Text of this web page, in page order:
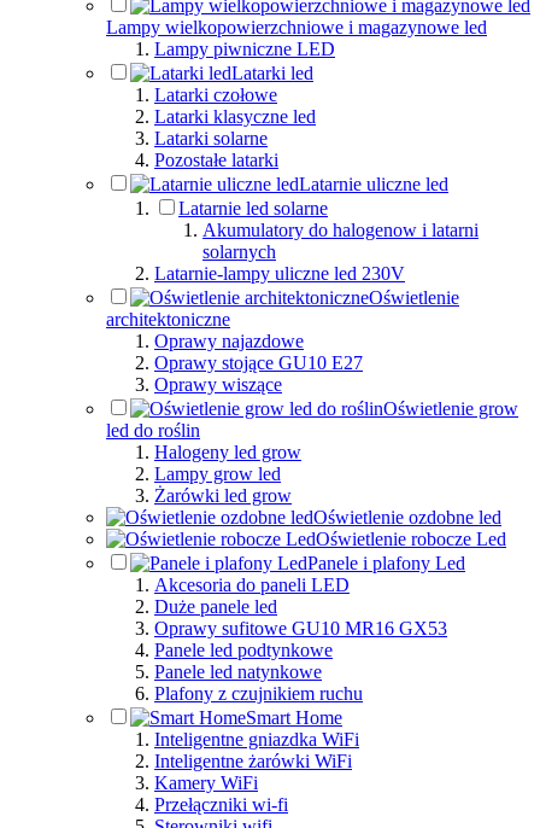
Lampy wielkopowierzchniowe i magazynowe led
Lampy piwniczne LED
Latarki led
Latarki czołowe
Latarki klasyczne led
Latarki solarne
Pozostałe latarki
Latarnie uliczne led
Latarnie led solarne
Akumulatory do halogenow i latarni
solarnych
Latarnie-lampy uliczne led 230V
Oświetlenie
architektoniczne
Oprawy najazdowe
Oprawy stojące GU10 E27
Oprawy wiszące
Oświetlenie grow
led do roślin
Halogeny led grow
Lampy grow led
Żarówki led grow
Oświetlenie ozdobne led
Oświetlenie robocze Led
Panele i plafony Led
Akcesoria do paneli LED
Duże panele led
Oprawy sufitowe GU10 MR16 GX53
Panele led podtynkowe
Panele led natynkowe
Plafony z czujnikiem ruchu
Smart Home
Inteligentne gniazdka WiFi
Inteligentne żarówki WiFi
Kamery WiFi
Przełączniki wi-fi